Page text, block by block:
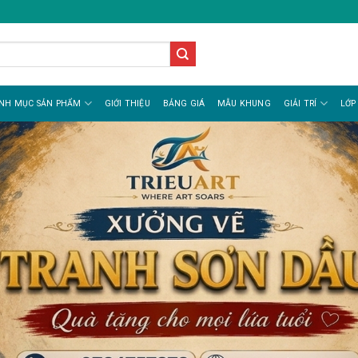
MỤC SẢN PHẨM GIỚI THIỆU BẢNG GIÁ MẪU KHUNG GIẢI TRÍ